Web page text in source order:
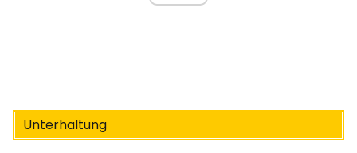
Unterhaltung